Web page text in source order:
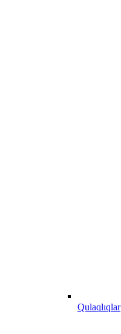
Qulaqlıqlar